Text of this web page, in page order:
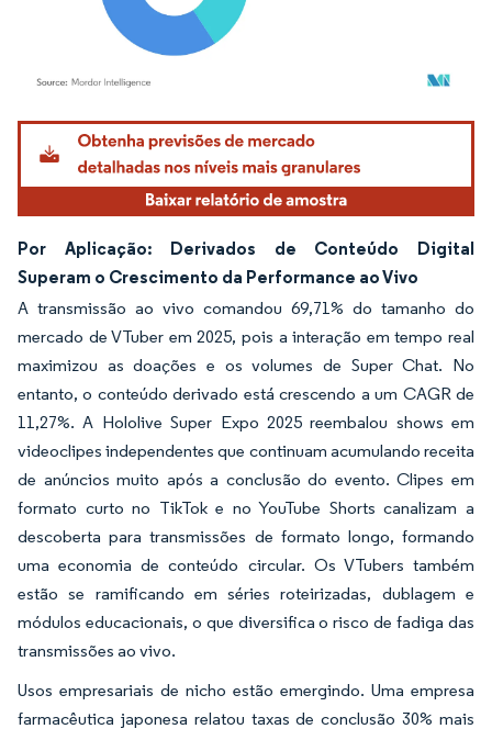
Imagem © Mordor Intelligence. O reuso requer atribuição conforme CC BY 4.0.
Por Aplicação: Derivados de Conteúdo Digital
Superam o Crescimento da Performance ao Vivo
A transmissão ao vivo comandou 69,71% do tamanho do
mercado de VTuber em 2025, pois a interação em tempo real
maximizou as doações e os volumes de Super Chat. No
entanto, o conteúdo derivado está crescendo a um CAGR de
11,27%. A Hololive Super Expo 2025 reembalou shows em
videoclipes independentes que continuam acumulando receita
de anúncios muito após a conclusão do evento. Clipes em
formato curto no TikTok e no YouTube Shorts canalizam a
descoberta para transmissões de formato longo, formando
uma economia de conteúdo circular. Os VTubers também
estão se ramificando em séries roteirizadas, dublagem e
módulos educacionais, o que diversifica o risco de fadiga das
transmissões ao vivo.
Usos empresariais de nicho estão emergindo. Uma empresa
farmacêutica japonesa relatou taxas de conclusão 30% mais